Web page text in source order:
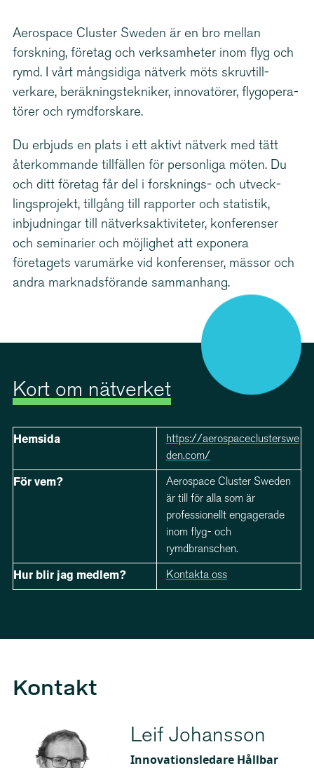
Aerospace Cluster Sweden är en bro mellan
forskning, företag och verksamheter inom flyg och
rymd. I vårt mångsidiga nätverk möts skruv­till­
verkare, beräk­nings­tek­niker, innovatörer, flygo­pe­ra­
törer och rymdforskare.
Du erbjuds en plats i ett aktivt nätverk med tätt
återkommande tillfällen för personliga möten. Du
och ditt företag får del i forsknings- och utveck­
lings­projekt, tillgång till rapporter och statistik,
inbjudningar till nätverks­ak­ti­vi­teter, konferenser
och seminarier och möjlighet att exponera
företagets varumärke vid konferenser, mässor och
andra marknads­fö­rande sammanhang.
Kort om nätverket
Hemsida
https://aerospaceclusterswe
den.com/
För vem?
Aerospace Cluster Sweden
är till för alla som är
professionellt engagerade
inom flyg- och
rymdbranschen.
Hur blir jag medlem? Kontakta oss
Kontakt
Leif Johansson
Innovationsledare Hållbar